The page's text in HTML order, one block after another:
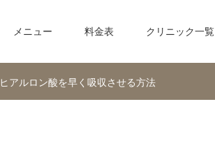
メニュー 料金表 クリニック一覧
ヒアルロン酸を早く吸収させる方法